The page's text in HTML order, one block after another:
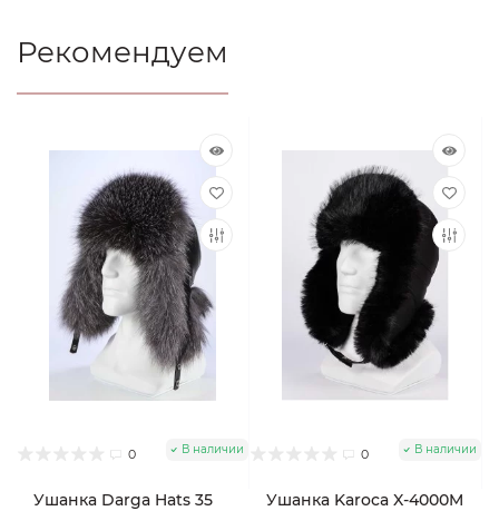
Рекомендуем
0 В наличии
Ушанка Darga Hats 35
0 В наличии
Ушанка Karoca X-4000M